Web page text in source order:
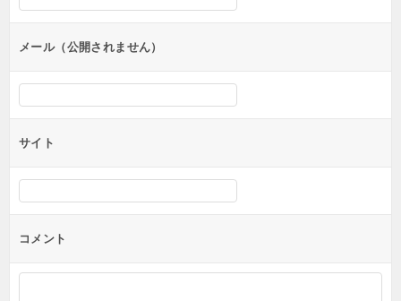
ンメール（公開されません）
サイト
コメント